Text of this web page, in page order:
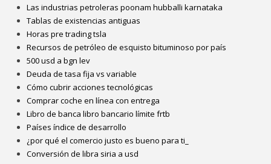
Las industrias petroleras poonam hubballi karnataka
Tablas de existencias antiguas
Horas pre trading tsla
Recursos de petróleo de esquisto bituminoso por país
500 usd a bgn lev
Deuda de tasa fija vs variable
Cómo cubrir acciones tecnológicas
Comprar coche en línea con entrega
Libro de banca libro bancario límite frtb
Países índice de desarrollo
¿por qué el comercio justo es bueno para ti_
Conversión de libra siria a usd